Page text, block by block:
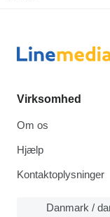
Virksomhed
Om os
Hjælp
Kontaktoplysninger
Danmark /